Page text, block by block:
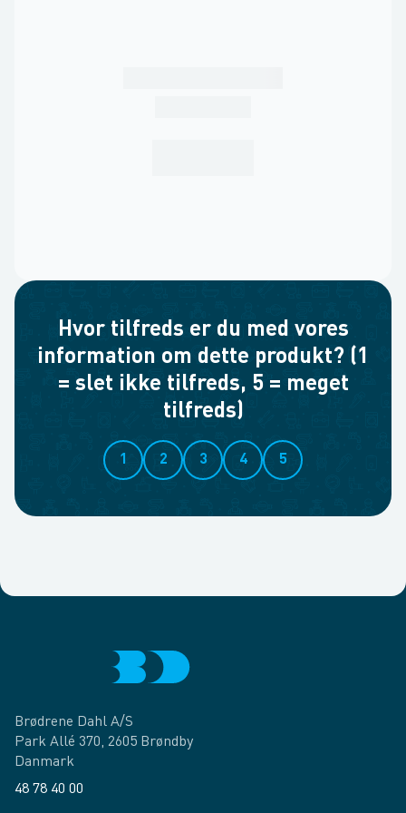
Hvor tilfreds er du med vores
information om dette produkt? (1
= slet ikke tilfreds, 5 = meget
tilfreds)
1 2 3 4 5
Brødrene Dahl A/S
Park Allé 370, 2605 Brøndby
Danmark
48 78 40 00